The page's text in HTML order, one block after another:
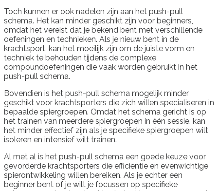
Toch kunnen er ook nadelen zijn aan het push-pull
schema. Het kan minder geschikt zijn voor beginners,
omdat het vereist dat je bekend bent met verschillende
oefeningen en technieken. Als je nieuw bent in de
krachtsport, kan het moeilijk zijn om de juiste vorm en
techniek te behouden tijdens de complexe
compoundoefeningen die vaak worden gebruikt in het
push-pull schema.
Bovendien is het push-pull schema mogelijk minder
geschikt voor krachtsporters die zich willen specialiseren in
bepaalde spiergroepen. Omdat het schema gericht is op
het trainen van meerdere spiergroepen in één sessie, kan
het minder effectief zijn als je specifieke spiergroepen wilt
isoleren en intensief wilt trainen.
Al met al is het push-pull schema een goede keuze voor
gevorderde krachtsporters die efficiëntie en evenwichtige
spierontwikkeling willen bereiken. Als je echter een
beginner bent of je wilt je focussen op specifieke